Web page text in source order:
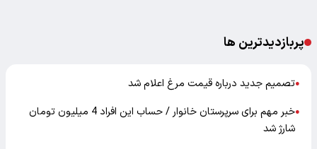
پربازدیدترین ها
●تصمیم جدید درباره قیمت مرغ اعلام شد
●
خبر مهم برای سرپرستان خانوار / حساب این افراد 4 میلیون تومان
شارژ شد